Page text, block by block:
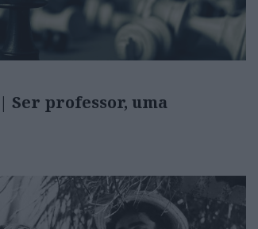
Ser professor, uma